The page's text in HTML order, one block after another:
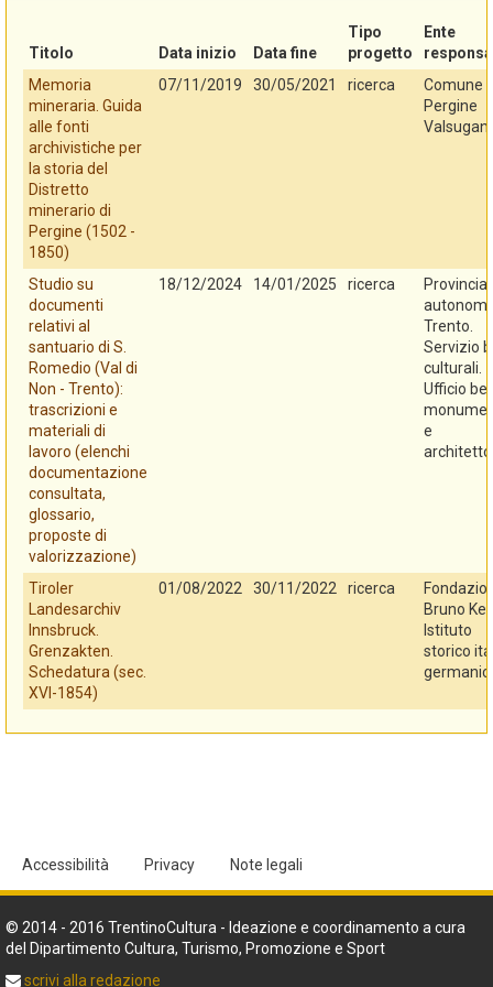
Titolo Data inizio Data fine
Tipo
progetto
Ente
Memoria
mineraria. Guida
alle fonti
archivistiche per
la storia del
Distretto
minerario di
Pergine (1502 -
1850)
07/11/2019 30/05/2021 ricerca
Comune
Pergine
Studio su
documenti
relativi al
santuario di S.
Romedio (Val di
Non - Trento):
trascrizioni e
materiali di
lavoro (elenchi
documentazione
consultata,
glossario,
proposte di
valorizzazione)
18/12/2024 14/01/2025 ricerca
Provincia
Trento.
Servizio
culturali.
Ufficio
e
Tiroler
Landesarchiv
Innsbruck.
Grenzakten.
Schedatura (sec.
XVI-1854)
01/08/2022 30/11/2022 ricerca
Bruno
Istituto
storico
Accessibilità Privacy Note legali
© 2014 - 2016 TrentinoCultura - Ideazione e coordinamento a cura
del Dipartimento Cultura, Turismo, Promozione e Sport
scrivi alla redazione